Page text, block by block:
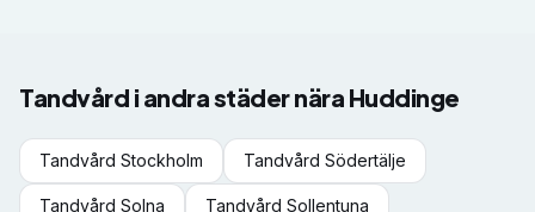
Tandvård i andra städer nära Huddinge
Tandvård Stockholm Tandvård Södertälje
Tandvård Solna Tandvård Sollentuna